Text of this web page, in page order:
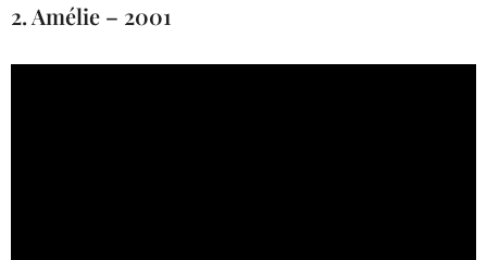
2. Amélie – 2001